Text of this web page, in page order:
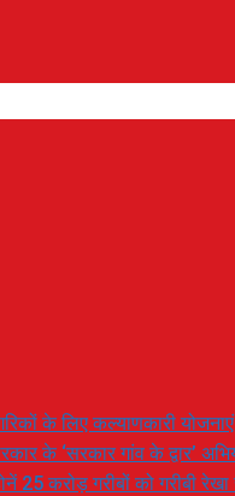
के लिए कल्याणकारी
के ‘सरकार गांव के द्वार’
25 करोड़ गरीबों को गरीबी